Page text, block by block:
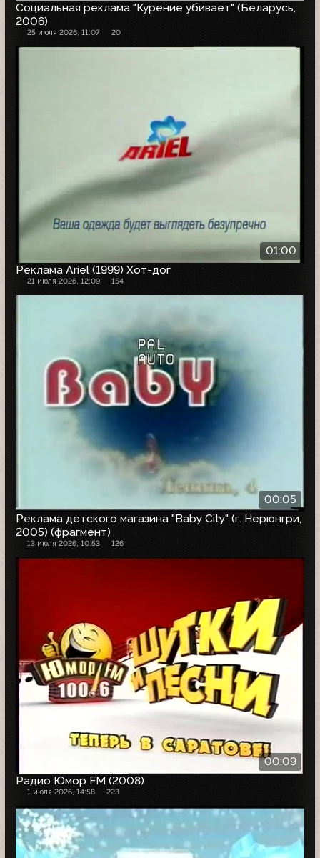
Социальная реклама "Курение убивает" (Беларусь,
2006)
25 июля 2026, 11:07 20
01:00
Реклама Ariel (1999) Хот-дог
21 июля 2026, 12:09 154
00:05
Реклама детского магазина "Baby City" (г. Нерюнгри,
2005) (фрагмент)
13 июля 2026, 10:53 126
00:09
Радио Юмор FM (2008)
1 июля 2026, 14:58 223